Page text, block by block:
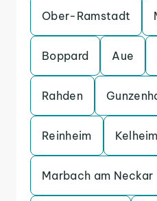
Ober-Ramstadt
Boppard Aue
Rahden
Reinheim Kelheim
Marbach am Neckar